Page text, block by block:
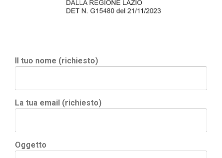
Il tuo nome (richiesto)
La tua email (richiesto)
Oggetto